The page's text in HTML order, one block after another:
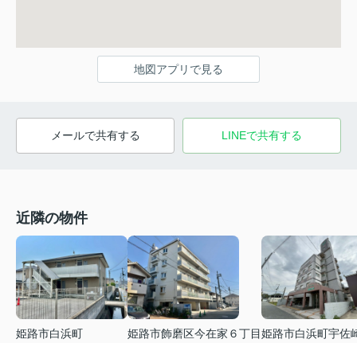
地図アプリで見る
メールで共有する LINEで共有する
近隣の物件
姫路市白浜町
姫路市飾磨区今在家６丁目姫路市白浜町宇佐